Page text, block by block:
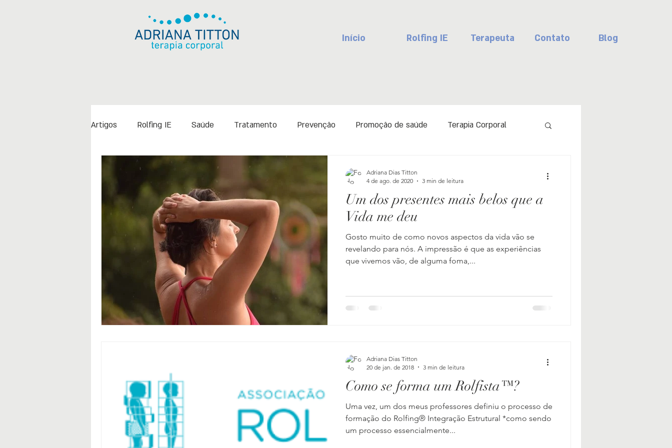
Início Rolfing IE Terapeuta Contato Blog
Artigos Rolfing IE Saúde Tratamento Prevenção Promoção de saúde Terapia Corporal
Depoimento Documentário Formação profissional
Estrutura corporal Envelhecimento Desenvolvimento infantil Autoconhecimento Corpo e mente
Corpo humano
Um dos presentes mais belos que a
Vida me deu
Gosto muito de como novos aspectos da vida vão se
revelando para nós. A impressão é que as experiências
que vivemos vão, de alguma foma,...
Adriana Dias Titton
4 de ago. de 2020
3 min de leitura
Como se forma um Rolfista™?
Uma vez, um dos meus professores definiu o processo de
formação do Rolfing® Integração Estrutural *como sendo
um processo essencialmente...
Adriana Dias Titton
20 de jan. de 2018
3 min de leitura